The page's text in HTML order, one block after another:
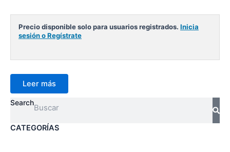
Precio disponible solo para usuarios registrados. Inicia
sesión o Regístrate
Leer más
Search
CATEGORÍAS